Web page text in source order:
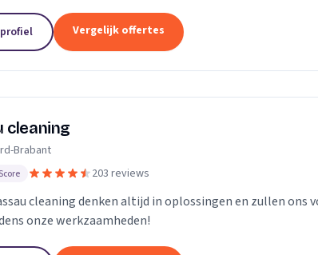
Vergelijk offertes
cleaning
Brabant
203 reviews
cleaning denken altijd in oplossingen en zullen ons
onze werkzaamheden!